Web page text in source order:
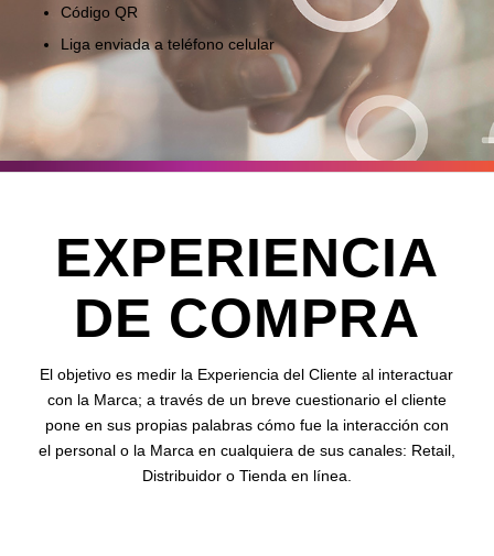
Código QR
Liga enviada a teléfono celular
EXPERIENCIA
DE COMPRA
El objetivo es medir la Experiencia del Cliente al interactuar
con la Marca; a través de un breve cuestionario el cliente
pone en sus propias palabras cómo fue la interacción con
el personal o la Marca en cualquiera de sus canales: Retail,
Distribuidor o Tienda en línea.